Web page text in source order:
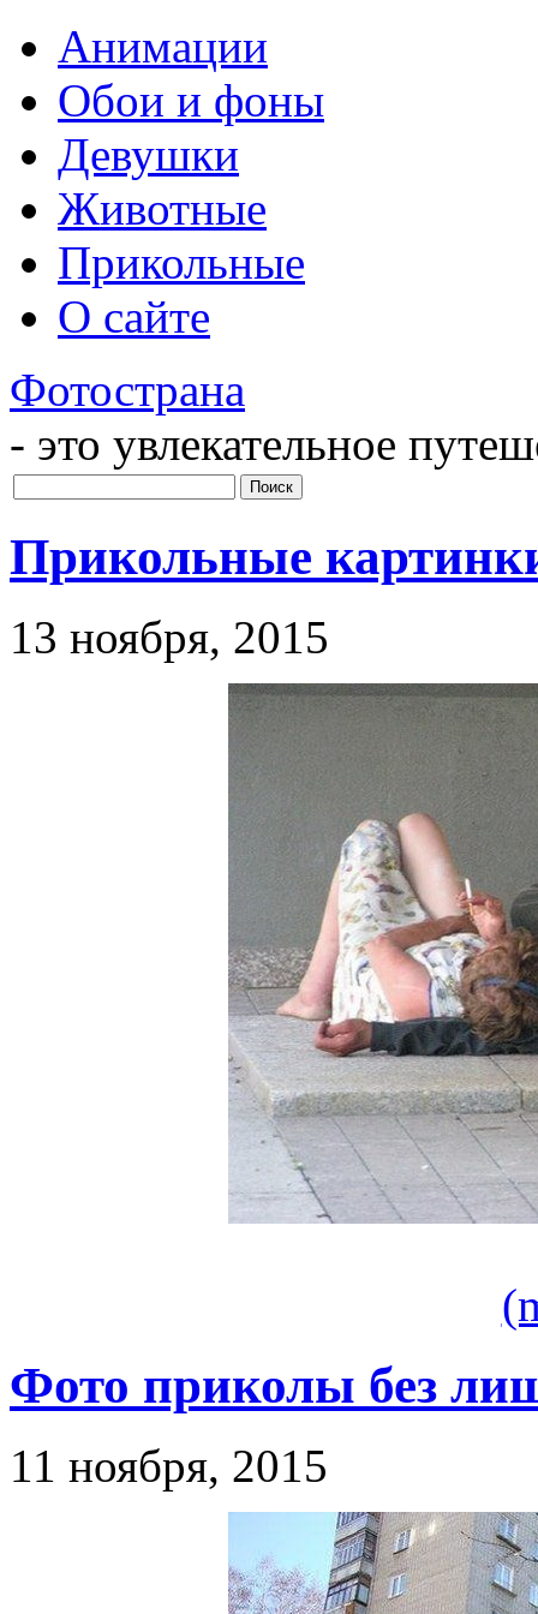
Анимации
Обои и фоны
Девушки
Животные
Прикольные
О сайте
Фотострана
- это увлекательное
Прикольные
13 ноября, 2015
Фото приколы без
11 ноября, 2015